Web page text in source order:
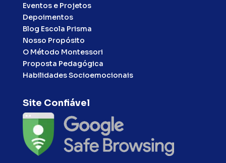
Eventos e Projetos
Depoimentos
Blog Escola Prisma
Nosso Propósito
O Método Montessori
Proposta Pedagógica
Habilidades Socioemocionais
Site Confiável